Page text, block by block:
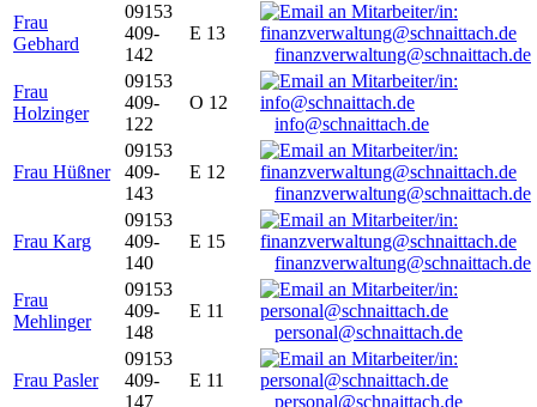
Frau
Gebhard
09153
409-
142
E 13
finanzverwaltung@schnaittach.de
Frau
Holzinger
09153
409-
122
O 12
info@schnaittach.de
Frau Hüßner
09153
409-
143
E 12
finanzverwaltung@schnaittach.de
Frau Karg
09153
409-
140
E 15
finanzverwaltung@schnaittach.de
Frau
Mehlinger
09153
409-
148
E 11
personal@schnaittach.de
Frau Pasler
09153
409-
147
E 11
personal@schnaittach.de